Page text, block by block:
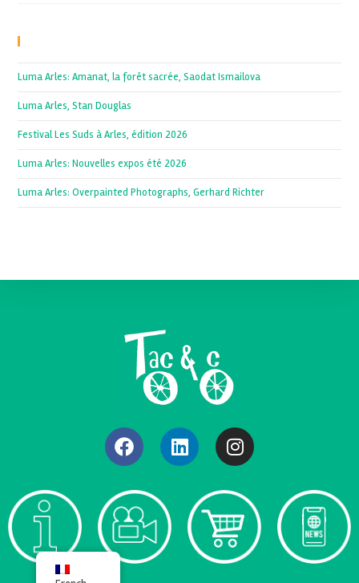
Luma Arles: Amanat, la forêt sacrée, Saodat Ismailova
Luma Arles, Stan Douglas
Festival Les Suds à Arles, édition 2026
Luma Arles: Nouvelles expos été 2026
Luma Arles: Overpainted Photographs, Gerhard Richter